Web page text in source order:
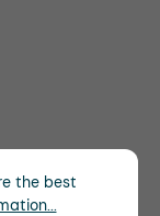
the best